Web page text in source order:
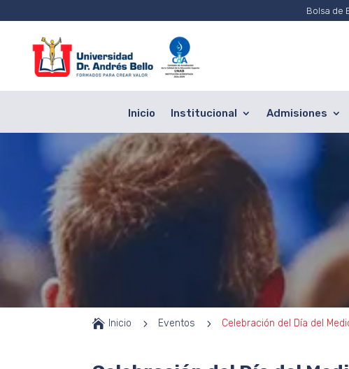
Bolsa de
Inicio Institucional Admisiones
 Inicio 5 Eventos 5 Celebración del Día del